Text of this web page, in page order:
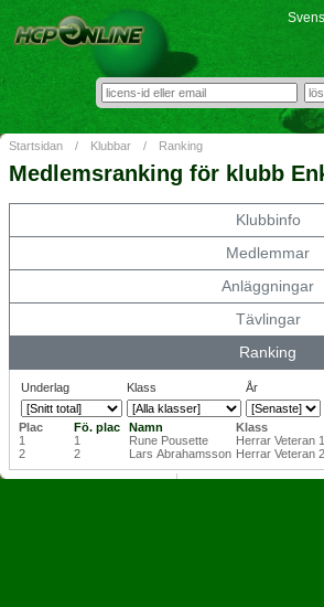
Startsidan / Klubbar / Ranking
Medlemsranking för klubb
Klubbinfo
Medlemmar
Anläggningar
Tävlingar
Ranking
Underlag Klass År
Plac Fö. plac Namn Klass
1
1 Rune Pousette Herrar Veteran 1
2
2 Lars Abrahamsson Herrar Veteran 2